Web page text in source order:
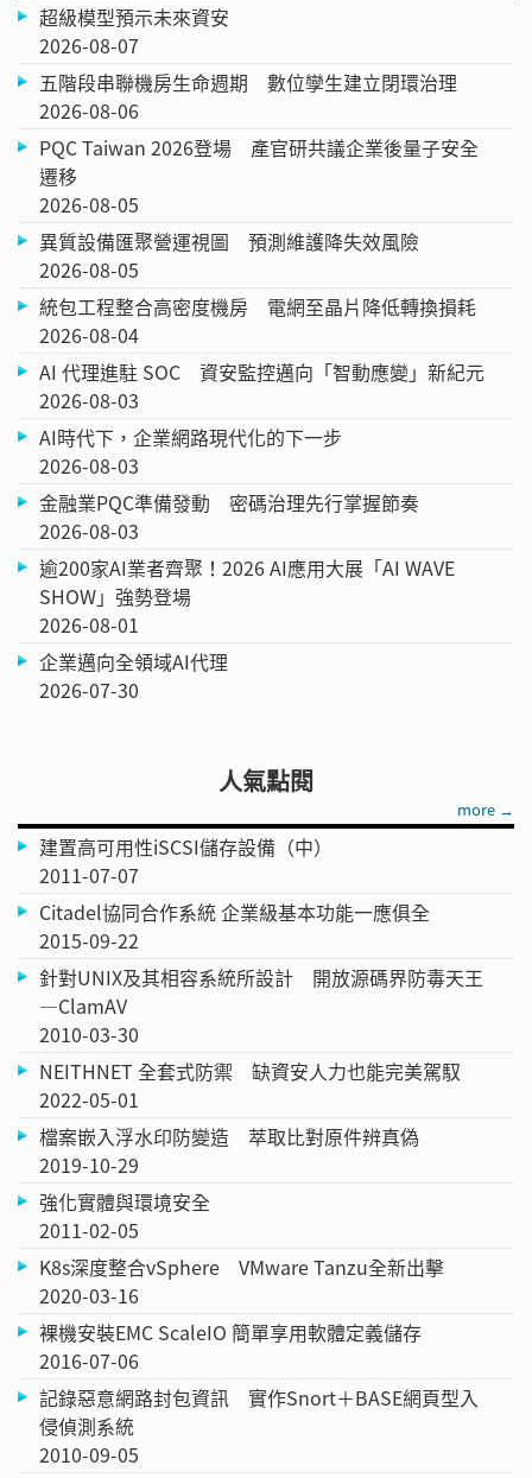
超級模型預示未來資安
2026-08-07
五階段串聯機房生命週期 數位孿生建立閉環治理
2026-08-06
PQC Taiwan 2026登場 產官研共議企業後量子安全
遷移
2026-08-05
異質設備匯聚營運視圖 預測維護降失效風險
2026-08-05
統包工程整合高密度機房 電網至晶片降低轉換損耗
2026-08-04
AI 代理進駐 SOC 資安監控邁向「智動應變」新紀元
2026-08-03
AI時代下，企業網路現代化的下一步
2026-08-03
金融業PQC準備發動 密碼治理先行掌握節奏
2026-08-03
逾200家AI業者齊聚！2026 AI應用大展「AI WAVE
SHOW」強勢登場
2026-08-01
企業邁向全領域AI代理
2026-07-30
人氣點閱
more →
建置高可用性iSCSI儲存設備（中）
2011-07-07
Citadel協同合作系統 企業級基本功能一應俱全
2015-09-22
針對UNIX及其相容系統所設計 開放源碼界防毒天王
—ClamAV
2010-03-30
NEITHNET 全套式防禦 缺資安人力也能完美駕馭
2022-05-01
檔案嵌入浮水印防變造 萃取比對原件辨真偽
2019-10-29
強化實體與環境安全
2011-02-05
K8s深度整合vSphere VMware Tanzu全新出擊
2020-03-16
裸機安裝EMC ScaleIO 簡單享用軟體定義儲存
2016-07-06
記錄惡意網路封包資訊 實作Snort＋BASE網頁型入
侵偵測系統
2010-09-05